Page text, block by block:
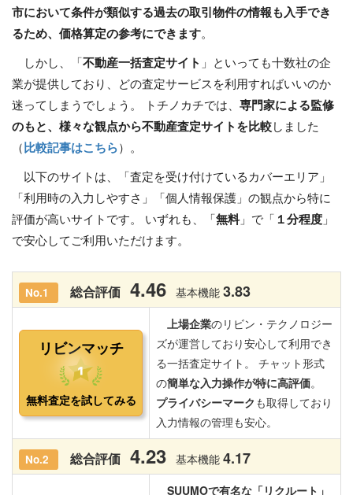
市において条件が類似する過去の取引物件の情報も入手でき
るため、価格算定の参考にできます。
しかし、「 不動産一括査定サイト 」といっても十数社の企
業が提供しており、どの査定サービスを利用すればいいのか
迷ってしまうでしょう。 トチノカチでは、 専門家による監修
のもと、様々な観点から不動産査定サイトを比較 しました
（ 比較記事はこちら ）。
以下のサイトは、「査定を受け付けているカバーエリア」
「利用時の入力しやすさ」「個人情報保護」の観点から特に
評価が高いサイトです。 いずれも、「 無料」で「 １分程度 」
で安心してご利用いただけます。